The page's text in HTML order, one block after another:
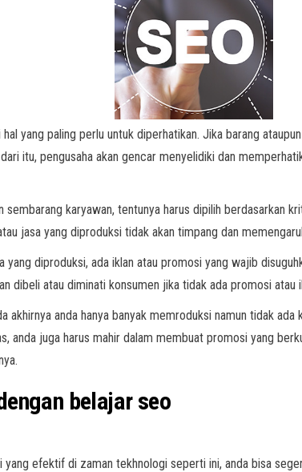
yang paling perlu untuk diperhatikan. Jika barang
itu, pengusaha akan gencar menyelidiki dan
karyawan, tentunya harus dipilih berdasarkan
jasa yang diproduksi tidak akan timpang dan
diproduksi, ada iklan atau promosi yang wajib
dibeli atau diminati konsumen jika tidak ada promosi atau
akhirnya anda hanya banyak memroduksi namun tidak
anda juga harus mahir dalam membuat promosi yang
belajar seo
efektif di zaman tekhnologi seperti ini, anda bisa